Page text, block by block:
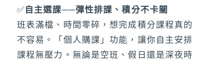
✅自主選課──彈性排課、積分不卡關
班表滿檔、時間零碎，想完成積分課程真的
不容易。「個人購課」功能，讓你自主安排
課程無壓力。無論是空班、假日還是深夜時